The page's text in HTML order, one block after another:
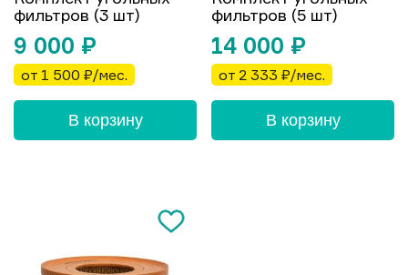
фильтров (3 шт)
9 000 ₽
от 1 500 ₽/мес.
В корзину
фильтров (5 шт)
14 000 ₽
от 2 333 ₽/мес.
В корзину